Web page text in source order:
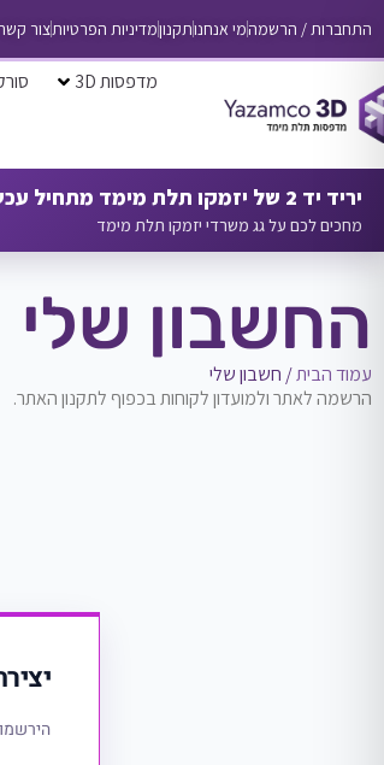
התחברות / הרשמהמי אנחנותקנוןמדיניות הפרטיותצור קשר
מדפסות 3D
יריד יד 2 של יזמקו תלת מימד מתחיל עכשיו
מחכים לכם על גג משרדי יזמקו תלת מימד
החשבון שלי
עמוד הבית/ חשבון שלי
הרשמה לאתר ולמועדון לקוחות בכפוף לתקנון האתר.